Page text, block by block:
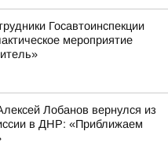
Госавтоинспекции
мероприятие
Лобанов вернулся из
в ДНР: «Приближаем